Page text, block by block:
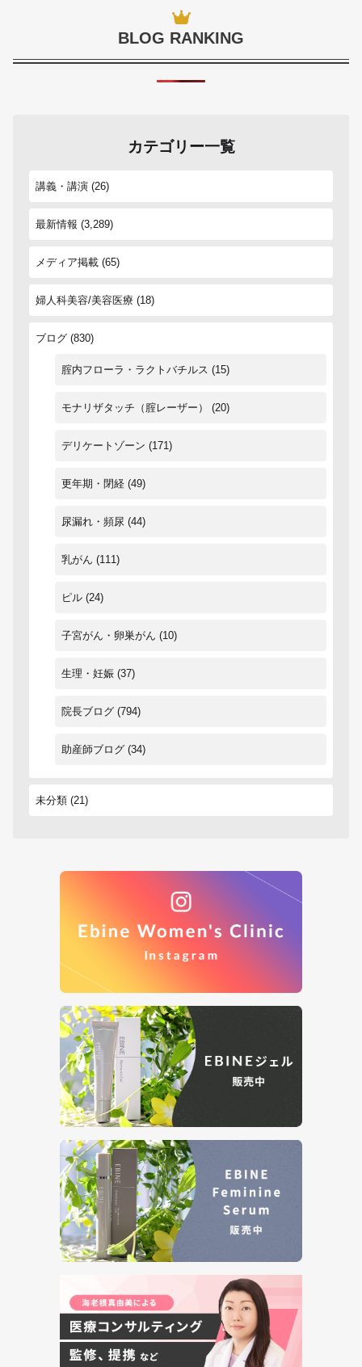
BLOG RANKING
カテゴリー一覧
講義・講演 (26)
最新情報 (3,289)
メディア掲載 (65)
婦人科美容/美容医療 (18)
ブログ (830)
腟内フローラ・ラクトバチルス (15)
モナリザタッチ（腟レーザー） (20)
デリケートゾーン (171)
更年期・閉経 (49)
尿漏れ・頻尿 (44)
乳がん (111)
ピル (24)
子宮がん・卵巣がん (10)
生理・妊娠 (37)
院長ブログ (794)
助産師ブログ (34)
未分類 (21)